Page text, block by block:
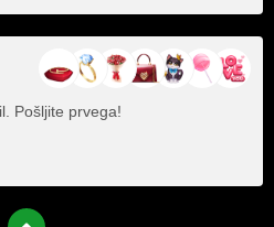
Pošljite prvega!